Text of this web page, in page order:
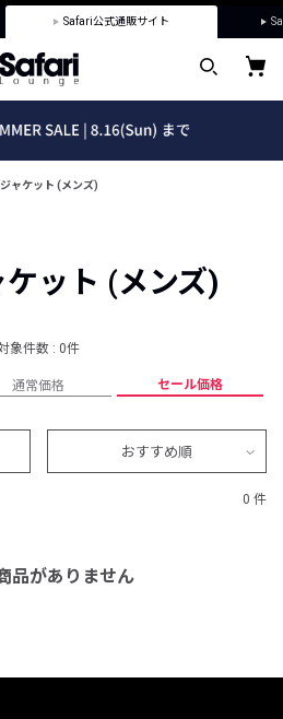
Safari公式通販サイト
ャケット (メンズ)
ケット (メンズ)
象件数 : 0件
通常価格 セール価格
おすすめ順
0 件
品がありません